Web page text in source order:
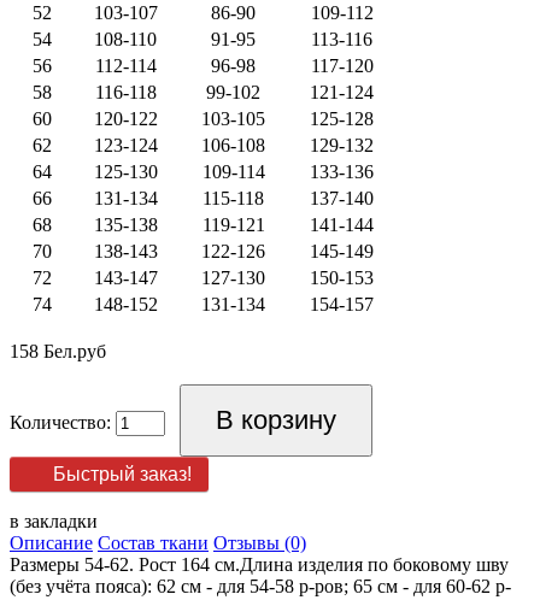
52
103-107 86-90
109-112
54
108-110 91-95
113-116
56
112-114 96-98
117-120
58
116-118 99-102
121-124
60
120-122 103-105
125-128
62
123-124 106-108
129-132
64
125-130 109-114
133-136
66
131-134 115-118
137-140
68
135-138 119-121
141-144
70
138-143 122-126
145-149
72
143-147 127-130
150-153
74
148-152 131-134 154-157
158 Бел.руб
Количество:
Быстрый заказ!
в закладки
Описание Состав ткани Отзывы (0)
Размеры 54-62. Рост 164 см.Длина изделия по боковому шву
(без учёта пояса): 62 см - для 54-58 р-ров; 65 см - для 60-62 р-